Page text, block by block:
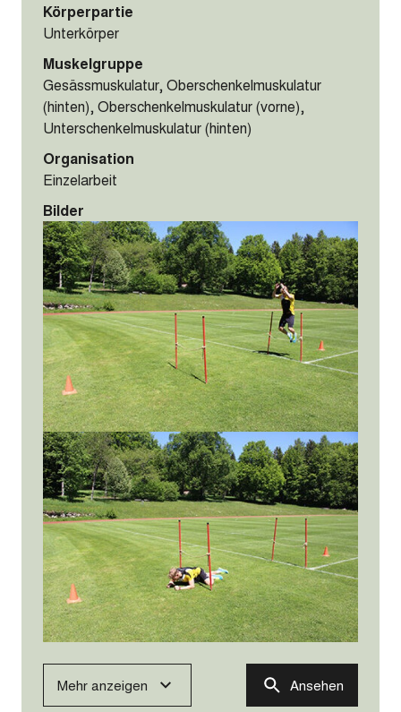
Körperpartie
Unterkörper
Muskelgruppe
Gesässmuskulatur, Oberschenkelmuskulatur
(hinten), Oberschenkelmuskulatur (vorne),
Unterschenkelmuskulatur (hinten)
Organisation
Einzelarbeit
Bilder
Mehr anzeigen Ansehen